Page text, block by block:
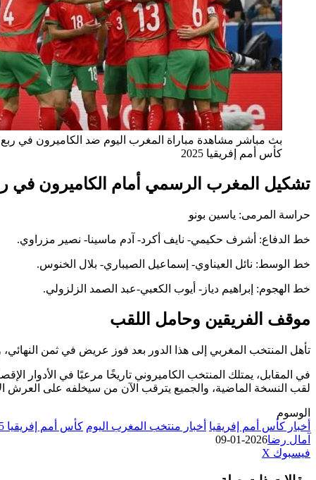
بث مباشر مشاهدة مباراة المغرب اليوم ضد الكاميرون في ربع
كأس أمم إفريقيا 2025
تشكيل المغرب الرسمي أمام الكاميرون في ربع
حراسة المرمى: ياسين بونو
خط الدفاع: أشرف حكيمي- نايف أكرد- آدم ماسينا- نصير مزراوي.
خط الوسط: نائل العيناوي- إسماعيل الصيباري- بلال الخنوس.
خط الهجوم: إبراهيم دياز- أيوب الكعبي-عبد الصمد الزلزولي.
​موقف الفريقين وحامل اللقب
​تأهل المنتخب المغربي إلى هذا الدور بعد فوز عريض في ثمن النهائي،
في المقابل، يمتلك المنتخب الكاميروني تاريخًا مرعبًا في الأدوار
لقب النسخة الماضية، والجميع يترقب الآن من سيخلفه على العرش
الوسوم
أخبار كأس أمم إفريقيا أخبار منتخب المغرب اليوم كأس أمم إفريقيا 2025
آمال رضا2026-01-09
فيسبوك ‫X